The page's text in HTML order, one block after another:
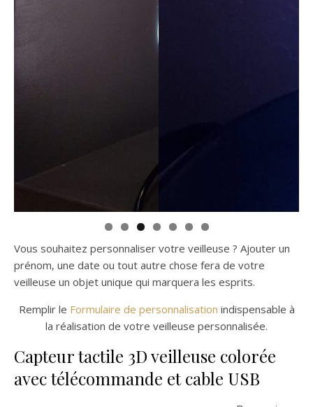
Vous souhaitez personnaliser votre veilleuse ? Ajouter un
prénom, une date ou tout autre chose fera de votre
veilleuse un objet unique qui marquera les esprits.
Remplir le Formulaire de personnalisation indispensable à
la réalisation de votre veilleuse personnalisée.
Capteur tactile 3D veilleuse colorée
avec télécommande et cable USB